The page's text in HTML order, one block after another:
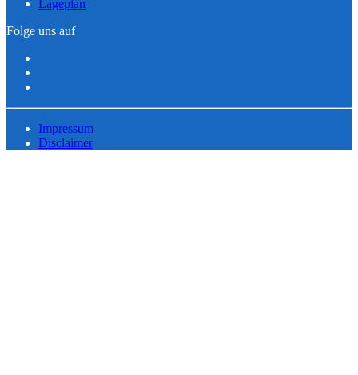
Lageplan
Folge uns auf
Impressum
Disclaimer